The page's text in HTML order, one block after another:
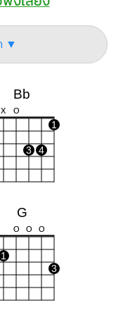
▼
Bb
X O
1
3 4
G
O O O
1
3